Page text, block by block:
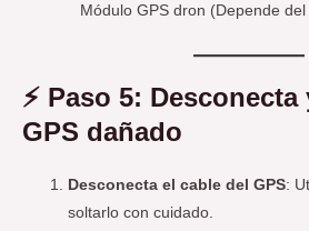
Módulo GPS dron (Depende
⚡️ Paso 5:
GPS dañado
Desconecta el cable del GPS:
soltarlo con cuidado.